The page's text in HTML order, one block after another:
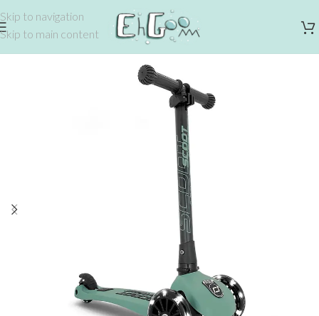
Skip to navigation
Skip to main content